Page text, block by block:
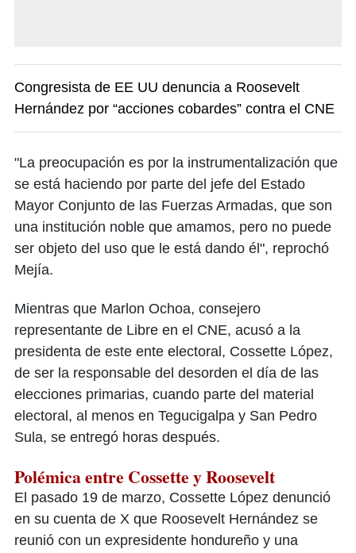
Congresista de EE UU denuncia a Roosevelt
Hernández por “acciones cobardes” contra el CNE
"La preocupación es por la instrumentalización que
se está haciendo por parte del jefe del Estado
Mayor Conjunto de las Fuerzas Armadas, que son
una institución noble que amamos, pero no puede
ser objeto del uso que le está dando él", reprochó
Mejía.
Mientras que Marlon Ochoa, consejero
representante de Libre en el CNE, acusó a la
presidenta de este ente electoral, Cossette López,
de ser la responsable del desorden el día de las
elecciones primarias, cuando parte del material
electoral, al menos en Tegucigalpa y San Pedro
Sula, se entregó horas después.
Polémica entre Cossette y Roosevelt
El pasado 19 de marzo, Cossette López denunció
en su cuenta de X que Roosevelt Hernández se
reunió con un expresidente hondureño y una